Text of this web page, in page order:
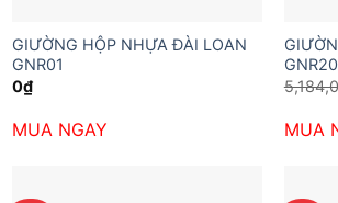
GIƯỜNG HỘP NHỰA ĐÀI LOAN
GNR01
0₫
MUA NGAY
GNR20
MUA